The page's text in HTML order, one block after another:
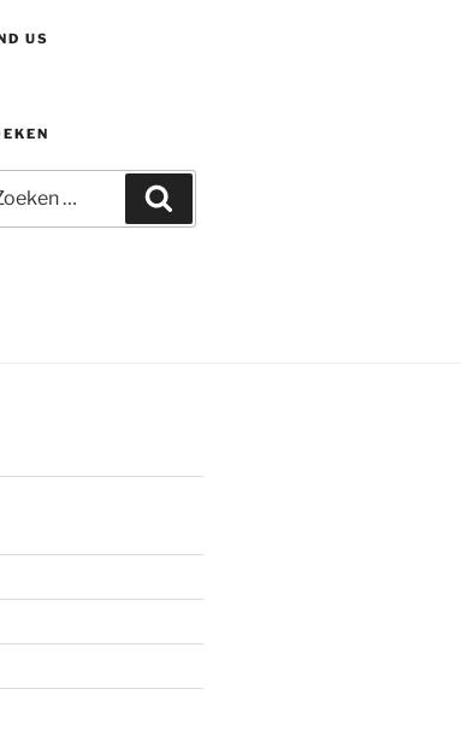
US